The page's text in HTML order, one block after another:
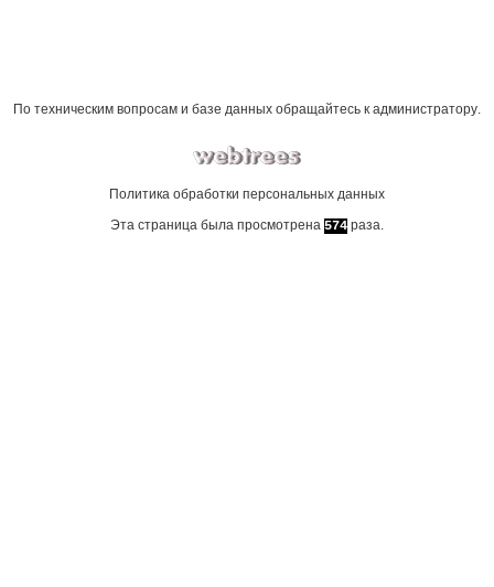
По техническим вопросам и базе данных обращайтесь к администратору.
Политика обработки персональных данных
Эта страница была просмотрена 574 раза.